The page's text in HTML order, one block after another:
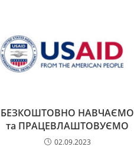
БЕЗКОШТОВНО НАВЧАЄМО
та ПРАЦЕВЛАШТОВУЄМО
02.09.2023